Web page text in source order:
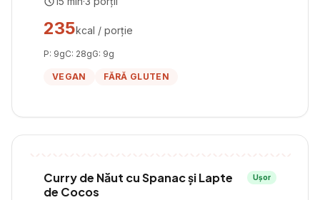
235kcal / porție
P: 9gC: 28gG: 9g
VEGAN FĂRĂ GLUTEN
Curry de Năut cu Spanac și Lapte
de Cocos
Ușor